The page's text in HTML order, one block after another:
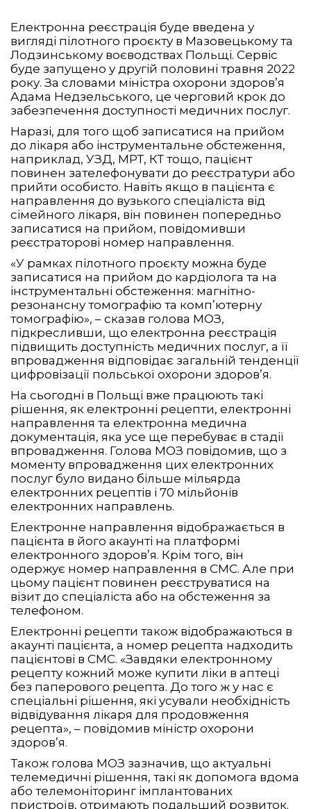
Електронна реєстрація буде введена у
вигляді пілотного проєкту в Мазовецькому та
Лодзинському воєводствах Польщі. Сервіс
буде запущено у другій половині травня 2022
року. За словами міністра охорони здоров’я
Адама Недзельського, це черговий крок до
забезпечення доступності медичних послуг.
Наразі, для того щоб записатися на прийом
до лікаря або інструментальне обстеження,
наприклад, УЗД, МРТ, КТ тощо, пацієнт
повинен зателефонувати до реєстратури або
прийти особисто. Навіть якщо в пацієнта є
направлення до вузького спеціаліста від
сімейного лікаря, він повинен попередньо
записатися на прийом, повідомивши
реєстраторові номер направлення.
«У рамках пілотного проєкту можна буде
записатися на прийом до кардіолога та на
інструментальні обстеження: магнітно-
резонансну томографію та комп’ютерну
томографію», – сказав голова МОЗ,
підкресливши, що електронна реєстрація
підвищить доступність медичних послуг, а її
впровадження відповідає загальній тенденції
цифровізації польської охорони здоров’я.
На сьогодні в Польщі вже працюють такі
рішення, як електронні рецепти, електронні
направлення та електронна медична
документація, яка усе ще перебуває в стадії
впровадження. Голова МОЗ повідомив, що з
моменту впровадження цих електронних
послуг було видано більше мільярда
електронних рецептів і 70 мільйонів
електронних направлень.
Електронне направлення відображається в
пацієнта в його акаунті на платформі
електронного здоров’я. Крім того, він
одержує номер направлення в СМС. Але при
цьому пацієнт повинен реєструватися на
візит до спеціаліста або на обстеження за
телефоном.
Електронні рецепти також відображаються в
акаунті пацієнта, а номер рецепта надходить
пацієнтові в СМС. «Завдяки електронному
рецепту кожний може купити ліки в аптеці
без паперового рецепта. До того ж у нас є
спеціальні рішення, які усували необхідність
відвідування лікаря для продовження
рецепта», – повідомив міністр охорони
здоров’я.
Також голова МОЗ зазначив, що актуальні
телемедичні рішення, такі як допомога вдома
або телемоніторинг імплантованих
пристроїв, отримають подальший розвиток.